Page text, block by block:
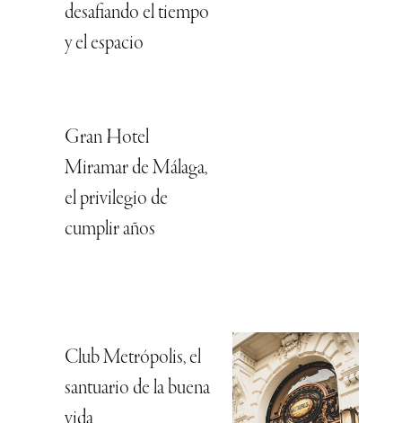
desafiando el tiempo
y el espacio
Gran Hotel
Miramar de Málaga,
el privilegio de
cumplir años
Club Metrópolis, el
santuario de la buena